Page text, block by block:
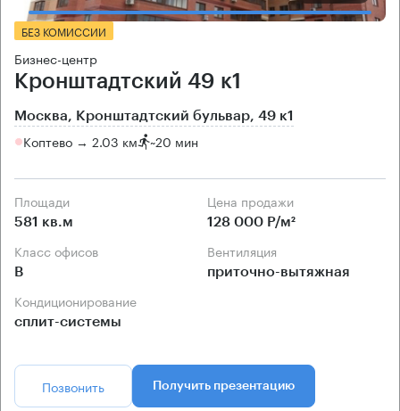
БЕЗ КОМИССИИ
Бизнес-центр
Кронштадтский 49 к1
Москва, Кронштадтский бульвар, 49 к1
Коптево → 2.03 км ~20 мин
Площади
581 кв.м
Цена продажи
128 000 Р/м²
Класс офисов
B
Вентиляция
приточно-вытяжная
Кондиционирование
сплит-системы
Позвонить Получить презентацию